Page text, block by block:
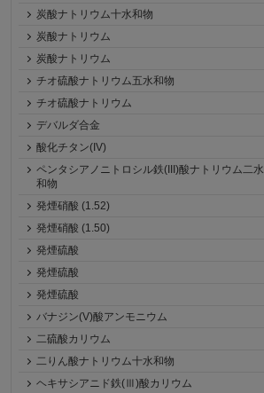
炭酸ナトリウム十水和物
炭酸ナトリウム
炭酸ナトリウム
チオ硫酸ナトリウム五水和物
チオ硫酸ナトリウム
デバルダ合金
酸化チタン(IV)
ペンタシアノニトロシル鉄(III)酸ナトリウム二水
和物
発煙硝酸 (1.52)
発煙硝酸 (1.50)
発煙硫酸
発煙硫酸
発煙硫酸
バナジン(V)酸アンモニウム
二硫酸カリウム
二りん酸ナトリウム十水和物
ヘキサシアニド鉄(Ⅲ)酸カリウム